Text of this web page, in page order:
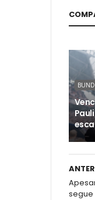
segue